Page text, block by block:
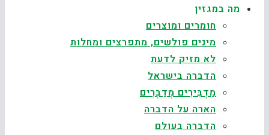
מה במגזין
חומרים ומוצרים
מינים פולשים, מתפרצים ומחלות
לא מזיק לדעת
הדברה בישראל
מַדְבִּירִים מְדַבְּרִים
הארה על הדברה
הדברה בעולם